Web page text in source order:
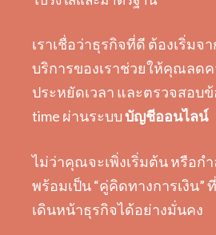
เราเชื่อว่าธุรกิจที่ดี ต้องเริ่มจ
บริการของเราช่วยให้คุณลด
ประหยัดเวลา และตรวจสอบ
time ผ่านระบบบัญชีออนไลน์
ไม่ว่าคุณจะเพิ่งเริ่มต้น หรือกำ
พร้อมเป็น “คู่คิดทางการเงิน
เดินหน้าธุรกิจได้อย่างมั่นคง